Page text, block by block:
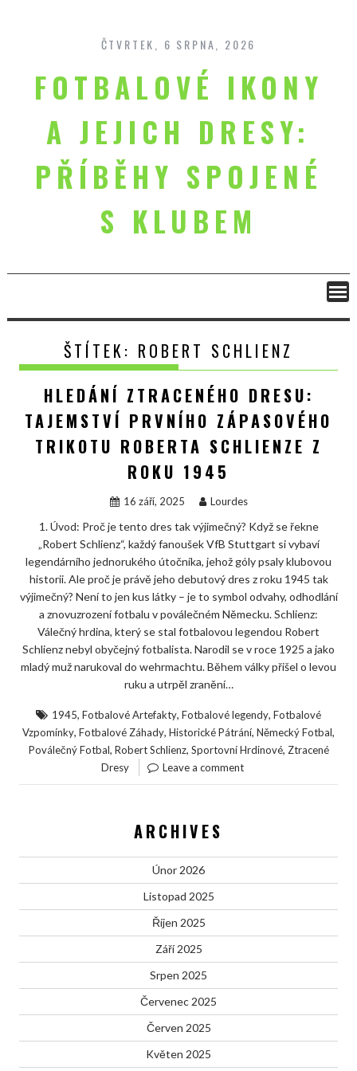
content
ČTVRTEK, 6 SRPNA, 2026
FOTBALOVÉ IKONY
A JEJICH DRESY:
PŘÍBĚHY SPOJENÉ
S KLUBEM
ŠTÍTEK: ROBERT SCHLIENZ
HLEDÁNÍ ZTRACENÉHO DRESU:
TAJEMSTVÍ PRVNÍHO ZÁPASOVÉHO
TRIKOTU ROBERTA SCHLIENZE Z
ROKU 1945
16 září, 2025 Lourdes
1. Úvod: Proč je tento dres tak výjimečný? Když se řekne
„Robert Schlienz“, každý fanoušek VfB Stuttgart si vybaví
legendárního jednorukého útočníka, jehož góly psaly klubovou
historii. Ale proč je právě jeho debutový dres z roku 1945 tak
výjimečný? Není to jen kus látky – je to symbol odvahy, odhodlání
a znovuzrození fotbalu v poválečném Německu. Schlienz:
Válečný hrdina, který se stal fotbalovou legendou Robert
Schlienz nebyl obyčejný fotbalista. Narodil se v roce 1925 a jako
mladý muž narukoval do wehrmachtu. Během války přišel o levou
ruku a utrpěl zranění…
1945, Fotbalové Artefakty, Fotbalové legendy, Fotbalové
Vzpomínky, Fotbalové Záhady, Historické Pátrání, Německý Fotbal,
Poválečný Fotbal, Robert Schlienz, Sportovní Hrdinové, Ztracené
Dresy
Leave a comment
ARCHIVES
Únor 2026
Listopad 2025
Říjen 2025
Září 2025
Srpen 2025
Červenec 2025
Červen 2025
Květen 2025